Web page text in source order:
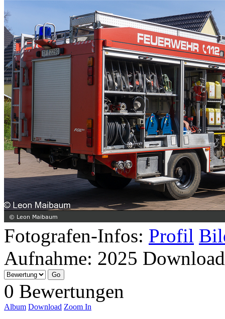
Fotografen-Infos: Profil
Aufnahme: 2025
0 Bewertungen
Album Download Zoom In